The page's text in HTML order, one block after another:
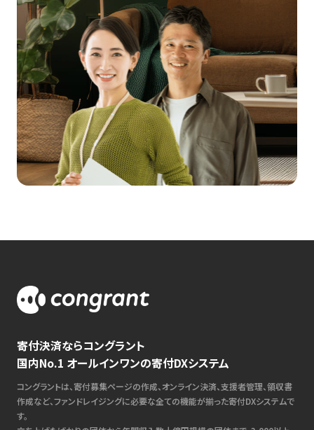
寄付決済ならコングラント
国内No.1 オールインワンの寄付DXシステム
コングラントは、寄付募集ページの作成、オンライン決済、支援者管理、領収書
作成など、ファンドレイジングに必要な全ての機能が揃った寄付DXシステムで
す。